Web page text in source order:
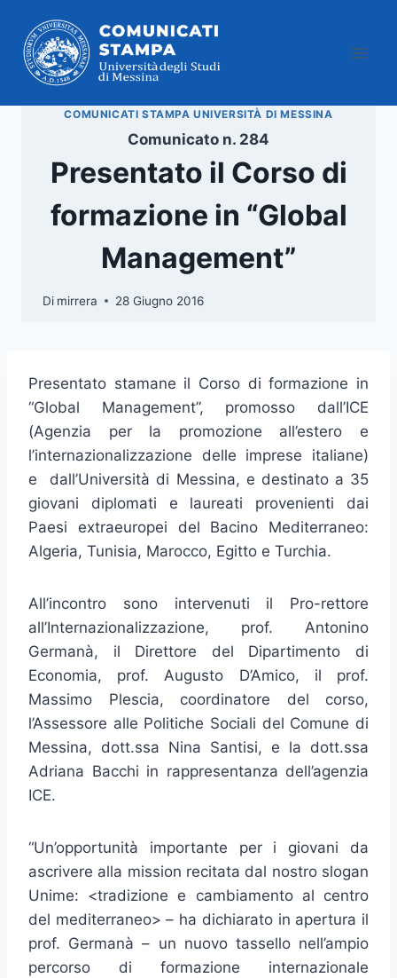
contenuto
COMUNICATI STAMPA UNIVERSITÀ DI MESSINA
Comunicato n. 284
Presentato il Corso di
formazione in “Global
Management”
Di mirrera 28 Giugno 2016
Presentato stamane il Corso di formazione in
“Global Management”, promosso dall’ICE
(Agenzia per la promozione all’estero e
l’internazionalizzazione delle imprese italiane)
e dall’Università di Messina, e destinato a 35
giovani diplomati e laureati provenienti dai
Paesi extraeuropei del Bacino Mediterraneo:
Algeria, Tunisia, Marocco, Egitto e Turchia.
All’incontro sono intervenuti il Pro-rettore
all’Internazionalizzazione, prof. Antonino
Germanà, il Direttore del Dipartimento di
Economia, prof. Augusto D’Amico, il prof.
Massimo Plescia, coordinatore del corso,
l’Assessore alle Politiche Sociali del Comune di
Messina, dott.ssa Nina Santisi, e la dott.ssa
Adriana Bacchi in rappresentanza dell’agenzia
ICE.
“Un’opportunità importante per i giovani da
ascrivere alla mission recitata dal nostro slogan
Unime: <tradizione e cambiamento al centro
del mediterraneo> – ha dichiarato in apertura il
prof. Germanà – un nuovo tassello nell’ampio
percorso di formazione internazionale